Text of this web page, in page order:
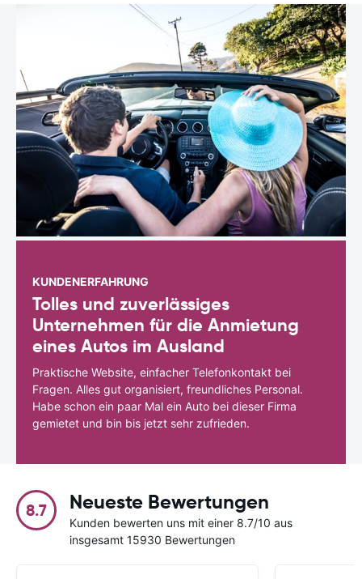
KUNDENERFAHRUNG
Tolles und zuverlässiges
Unternehmen für die Anmietung
eines Autos im Ausland
Praktische Website, einfacher Telefonkontakt bei
Fragen. Alles gut organisiert, freundliches Personal.
Habe schon ein paar Mal ein Auto bei dieser Firma
gemietet und bin bis jetzt sehr zufrieden.
8.7 Neueste Bewertungen
Kunden bewerten uns mit einer 8.7/10 aus
insgesamt 15930 Bewertungen